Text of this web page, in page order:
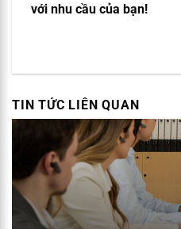
với nhu cầu của bạn!
TIN TỨC LIÊN QUAN